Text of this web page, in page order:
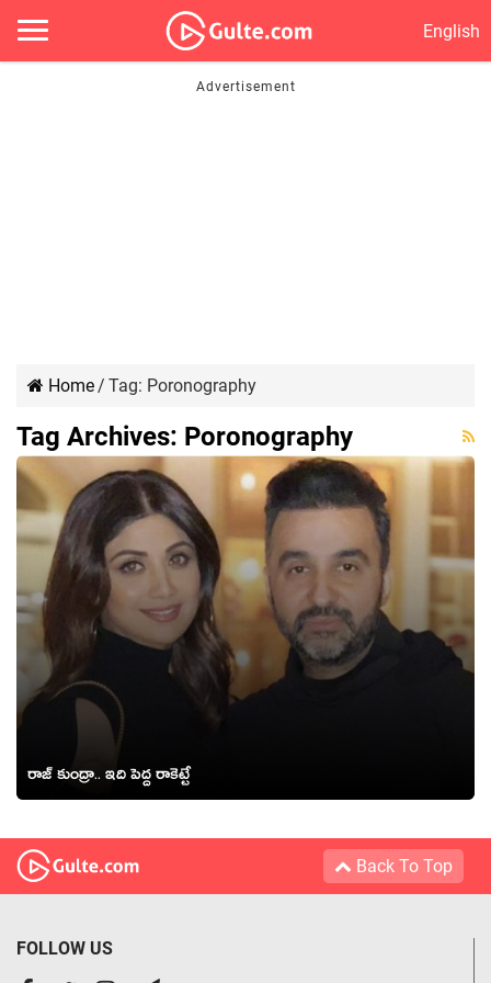
English
Home/ Tag: Poronography
Tag Archives: Poronography
రాజ్ కుంద్రా.. ఇది పెద్ద రాకెట్టే
Back To Top
FOLLOW US